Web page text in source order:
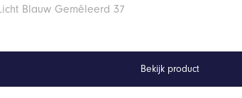
Blauw Gemêleerd 37
Bekijk product